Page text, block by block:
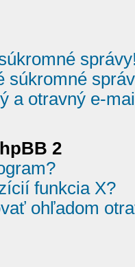
súkromné
a otravný e-
2
funkcia X?
ohľadom